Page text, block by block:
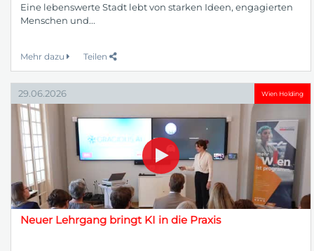
Eine lebenswerte Stadt lebt von starken Ideen, engagierten
Menschen und...
Mehr dazu Teilen
29.06.2026 Wien Holding
Neuer Lehrgang bringt KI in die Praxis